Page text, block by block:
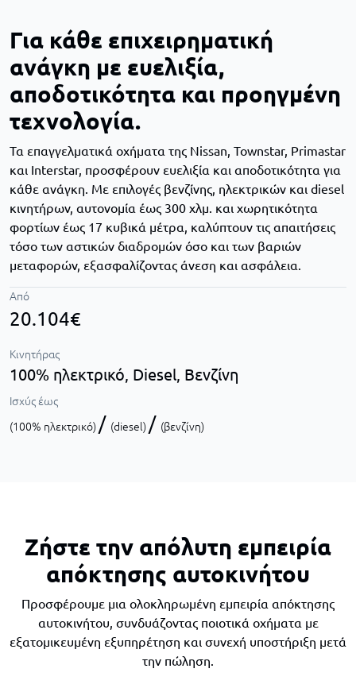
Για κάθε επιχειρηματική
ανάγκη με ευελιξία,
αποδοτικότητα και προηγμένη
τεχνολογία.
Τα επαγγελματικά οχήματα της Nissan, Townstar, Primastar
και Interstar, προσφέρουν ευελιξία και αποδοτικότητα για
κάθε ανάγκη. Με επιλογές βενζίνης, ηλεκτρικών και diesel
κινητήρων, αυτονομία έως 300 χλμ. και χωρητικότητα
φορτίων έως 17 κυβικά μέτρα, καλύπτουν τις απαιτήσεις
τόσο των αστικών διαδρομών όσο και των βαριών
μεταφορών, εξασφαλίζοντας άνεση και ασφάλεια.
Από
20.104€
Κινητήρας
100% ηλεκτρικό, Diesel, Βενζίνη
Ισχύς έως
(100% ηλεκτρικό) / (diesel) / (βενζίνη)
Ζήστε την απόλυτη εμπειρία
απόκτησης αυτοκινήτου
Προσφέρουμε μια ολοκληρωμένη εμπειρία απόκτησης
αυτοκινήτου, συνδυάζοντας ποιοτικά οχήματα με
εξατομικευμένη εξυπηρέτηση και συνεχή υποστήριξη μετά
την πώληση.